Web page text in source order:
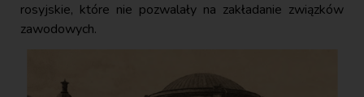
rosyjskie, które nie pozwalały na zakładanie związków
zawodowych.